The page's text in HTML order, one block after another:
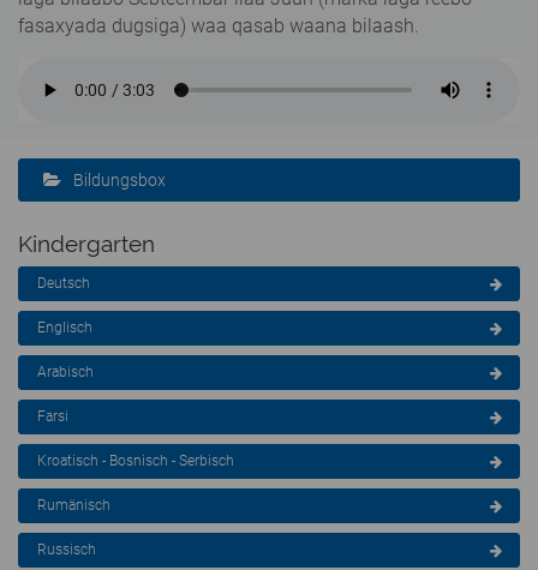
fasaxyada dugsiga) waa qasab waana bilaash.
Bildungsbox
Kindergarten
Deutsch
Englisch
Arabisch
Farsi
Kroatisch - Bosnisch - Serbisch
Rumänisch
Russisch